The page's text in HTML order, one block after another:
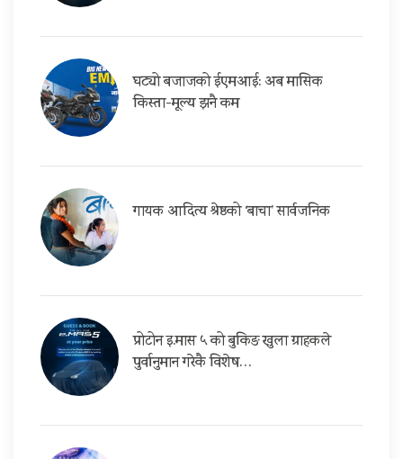
घट्यो बजाजको ईएमआई: अब मासिक
किस्ता-मूल्य झनै कम
गायक आदित्य श्रेष्ठको ‘बाचा’ सार्वजनिक
प्रोटोन इ.मास ५ को बुकिङ खुला ग्राहकले
पुर्वानुमान गरेकै विशेष…